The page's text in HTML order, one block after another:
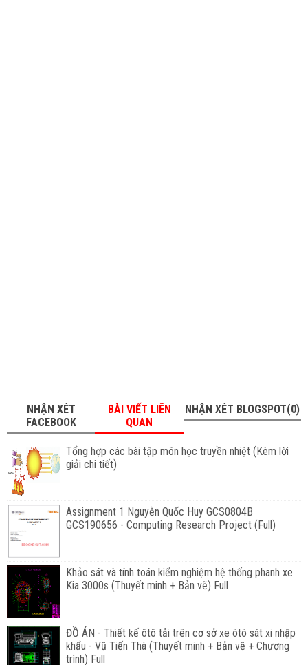
NHẬN XÉT
FACEBOOK
BÀI VIẾT LIÊN
QUAN
NHẬN XÉT BLOGSPOT(0)
Tổng hợp các bài tập môn học truyền nhiệt (Kèm lờì
giải chi tiết)
Assignment 1 Nguyễn Quốc Huy GCS0804B
GCS190656 - Computing Research Project (Full)
Khảo sát và tính toán kiểm nghiệm hệ thống phanh xe
Kia 3000s (Thuyết minh + Bản vẽ) Full
ĐỒ ÁN - Thiết kế ôtô tải trên cơ sở xe ôtô sát xi nhập
khẩu - Vũ Tiến Thà (Thuyết minh + Bản vẽ + Chương
trình) Full